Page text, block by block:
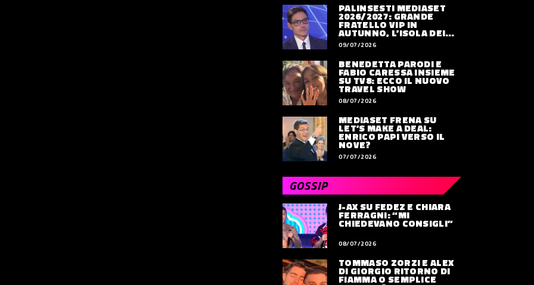
PALINSESTI MEDIASET
2026/2027: GRANDE
FRATELLO VIP IN
AUTUNNO, L’ISOLA DEI
FAMOSI SLITTA AL 2027
09/07/2026
BENEDETTA PARODI E
FABIO CARESSA INSIEME
SU TV8: ECCO IL NUOVO
TRAVEL SHOW
08/07/2026
MEDIASET FRENA SU
LET’S MAKE A DEAL:
ENRICO PAPI VERSO IL
NOVE?
07/07/2026
GOSSIP
J-AX SU FEDEZ E CHIARA
FERRAGNI: “MI
CHIEDEVANO CONSIGLI”
08/07/2026
TOMMASO ZORZI E ALEX
DI GIORGIO RITORNO DI
FIAMMA O SEMPLICE